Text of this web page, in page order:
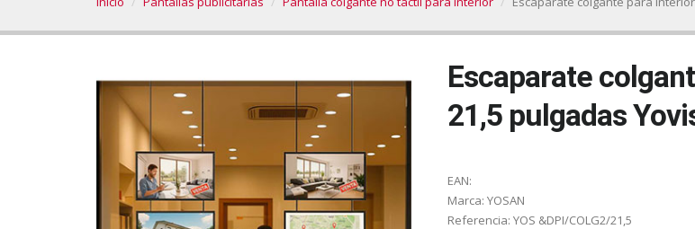
Escaparate
21,5 pulgadas
EAN:
Marca: YOSAN
Referencia: YOS &DPI/COLG2/21,5